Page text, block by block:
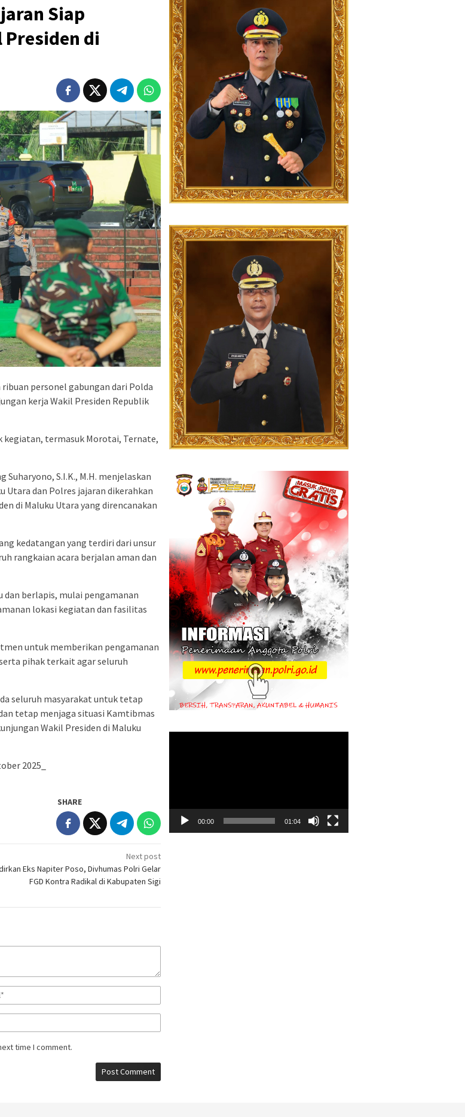
Siap
di
personel gabungan dari Polda
kerja Wakil Presiden Republik
termasuk Morotai, Ternate,
S.I.K., M.H. menjelaskan
Utara dan Polres jajaran dikerahkan
di Maluku Utara yang direncanakan
kedatangan yang terdiri dari unsur
rangkaian acara berjalan aman dan
dan berlapis, mulai pengamanan
lokasi kegiatan dan fasilitas
untuk memberikan pengamanan
pihak terkait agar seluruh
seluruh masyarakat untuk tetap
tetap menjaga situasi Kamtibmas
Wakil Presiden di Maluku
2025_
SHARE
Next post
Eks Napiter Poso, Divhumas Polri Gelar
FGD Kontra Radikal di Kabupaten Sigi
time I comment.
00:00 01:04